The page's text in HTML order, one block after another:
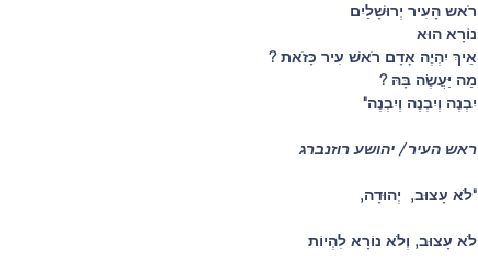
רֹאש הָעִיר יְרוּשָׁלַיִם
נוֹרָא הוּא
אֵיךְ יִהְיֶה אָדָם רֹאשׁ עִיר כָּזֹאת ?
מַה יַּעֲשֶׂה בָּהּ ?
יִבְנֶה וְיִבְנֶה וְיִבְנֶה"
ראש העיר / יהושע רוזנברג
"לֹא עָצוּב,  יְהוּדָה,
לֹא עָצוּב, וְלֹא נוֹרָא לִהְיוֹת